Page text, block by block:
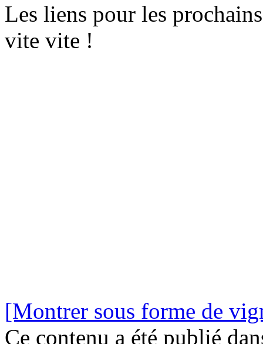
Les liens pour les
vite vite !
[Montrer sous forme de
Ce contenu a été publié